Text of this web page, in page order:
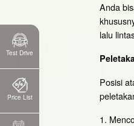
Test Drive
Price List
Anda
lalu
Posisi
1.